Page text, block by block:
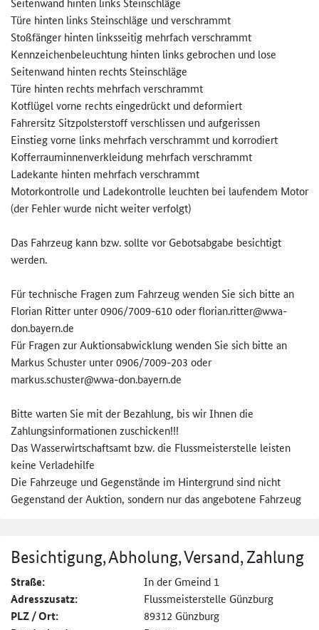
Türe hinten links Steinschläge und verschrammt
Stoßfänger hinten linksseitig mehrfach verschrammt
Kennzeichenbeleuchtung hinten links gebrochen und lose
Seitenwand hinten rechts Steinschläge
Türe hinten rechts mehrfach verschrammt
Kotflügel vorne rechts eingedrückt und deformiert
Fahrersitz Sitzpolsterstoff verschlissen und aufgerissen
Einstieg vorne links mehrfach verschrammt und korrodiert
Kofferrauminnenverkleidung mehrfach verschrammt
Ladekante hinten mehrfach verschrammt
Motorkontrolle und Ladekontrolle leuchten bei laufendem Motor
(der Fehler wurde nicht weiter verfolgt)
Das Fahrzeug kann bzw. sollte vor Gebotsabgabe besichtigt
werden.
Für technische Fragen zum Fahrzeug wenden Sie sich bitte an
Florian Ritter unter 0906/7009-610 oder florian.ritter@wwa-
don.bayern.­de
Für Fragen zur Auktionsabwicklung wenden Sie sich bitte an
Markus Schuster unter 0906/7009-203 oder
markus.schuster@wwa-don.bayern­.de
Bitte warten Sie mit der Bezahlung, bis wir Ihnen die
Zahlungsinformationen zuschicken!!!
Das Wasserwirtschaftsamt bzw. die Flussmeisterstelle leisten
keine Verladehilfe
Die Fahrzeuge und Gegenstände im Hintergrund sind nicht
Gegenstand der Auktion, sondern nur das angebotene Fahrzeug
Besichtigung, Abholung, Versand, Zahlung
Straße: In der Gmeind 1
Adresszusatz: Flussmeisterstelle Günzburg
PLZ / Ort: 89312 Günzburg